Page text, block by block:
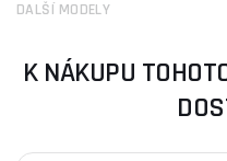
DALŠÍ MODELY
K NÁKUPU